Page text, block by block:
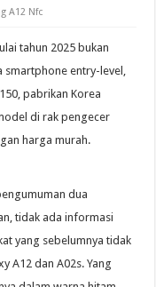
A12 Nfc
tahun 2025 bukan
smartphone entry-level,
pabrikan Korea
di rak pengecer
harga murah.
dua
tidak ada informasi
yang sebelumnya tidak
A12 dan A02s. Yang